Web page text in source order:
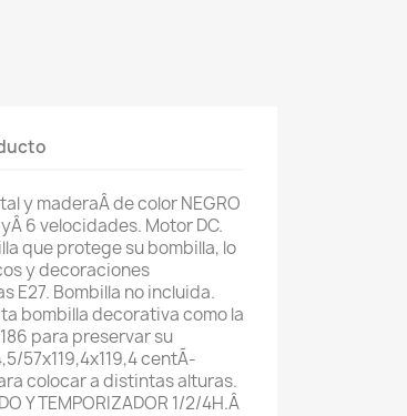
y maderaÂ de color NEGRO
6 velocidades. Motor DC.
que protege su bombilla, lo
y decoraciones
E27. Bombilla no incluida.
bombilla decorativa como la
para preservar su
57x119,4x119,4 centÃ­
colocar a distintas alturas.
Y TEMPORIZADOR 1/2/4H.Â